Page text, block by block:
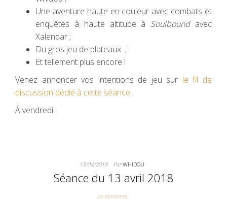
Une aventure haute en couleur avec combats et
enquêtes à haute altitude à Soulboundavec
Xalendar ;
Du gros jeu de plateaux ;
Et tellement plus encore !
Venez annoncer vos intentions de jeu sur le fil de
discussion dédié à cette séance.
À vendredi !
13/04/2018 ParWHIDOU
Séance du 13 avril 2018
Le Vendredi